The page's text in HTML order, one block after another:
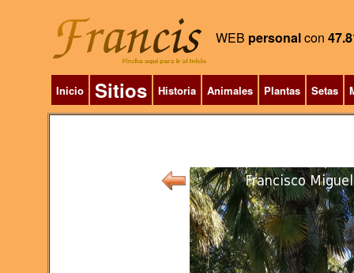
WEB personalcon
Inicio Sitios Historia Animales Plantas Setas